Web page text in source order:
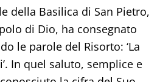
della Basilica di San Pietro,
di Dio, ha consegnato
le parole del Risorto: ‘La
In quel saluto, semplice e